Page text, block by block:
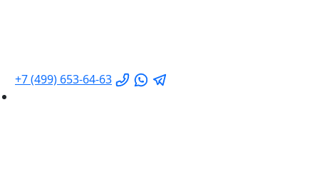
+7 (499) 653-64-63